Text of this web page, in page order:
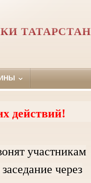
ТАТАРСТАН
действий!
участникам
через